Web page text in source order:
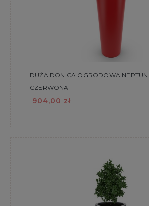
DUŻA DONICA OGRODOWA NEPTUN
CZERWONA
904,00 zł